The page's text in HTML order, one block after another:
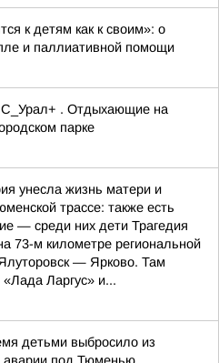
к детям как к своим»: о
и паллиативной помощи
. Отдыхающие на
парке
унесла жизнь матери и
трассе: также есть
— среди них дети Трагедия
73-м километре региональной
— Ярково. Там
«Лада Ларгус» и...
детьми выбросило из